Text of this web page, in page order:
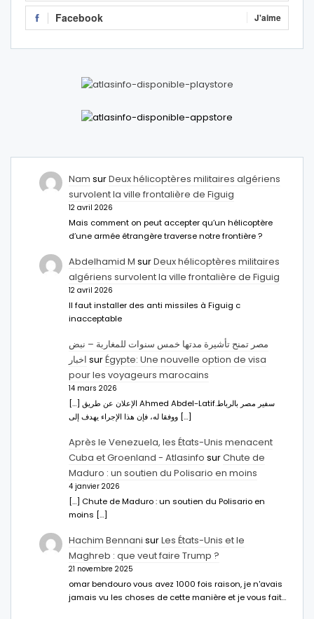
Facebook J'aime
Nam surDeux hélicoptères militaires algériens
survolent la ville frontalière de Figuig
12 avril 2026
Mais comment on peut accepter qu’un hélicoptère
d’une armée étrangère traverse notre frontière ?
Abdelhamid M surDeux hélicoptères militaires
algériens survolent la ville frontalière de Figuig
12 avril 2026
Il faut installer des anti missiles à Figuig c
inacceptable
مصر تمنح تأشيرة مدتها خمس سنوات للمغاربة – نبض
اخبار surÉgypte: Une nouvelle option de visa
pour les voyageurs marocains
14 mars 2026
[…] الإعلان عن طريق Ahmed Abdel-Latifسفير مصر بالرباط.
ووفقا له، فإن هذا الإجراء يهدف إلى […]
Après le Venezuela, les États-Unis menacent
Cuba et Groenland - Atlasinfo surChute de
Maduro : un soutien du Polisario en moins
4 janvier 2026
[…] Chute de Maduro : un soutien du Polisario en
moins […]
Hachim Bennani surLes États-Unis et le
Maghreb : que veut faire Trump ?
21 novembre 2025
omar bendouro vous avez 1000 fois raison, je n'avais
jamais vu les choses de cette manière et je vous fait…